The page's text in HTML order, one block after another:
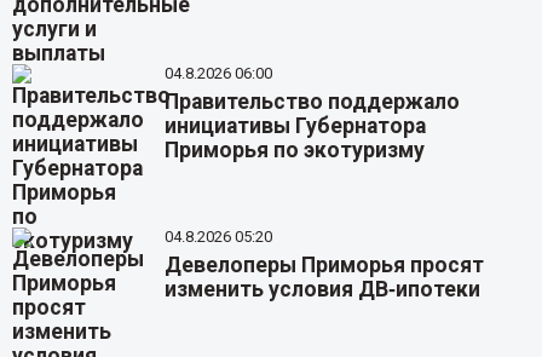
04.8.2026 06:00
Правительство поддержало
инициативы Губернатора
Приморья по экотуризму
04.8.2026 05:20
Девелоперы Приморья просят
изменить условия ДВ‑ипотеки